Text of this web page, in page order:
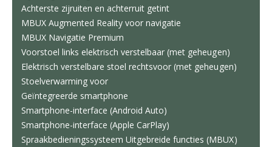
Achterste zijruiten en achterruit getint
MBUX Augmented Reality voor navigatie
MBUX Navigatie Premium
Voorstoel links elektrisch verstelbaar (met geheugen)
Elektrisch verstelbare stoel rechtsvoor (met geheugen)
Stoelverwarming voor
Geïntegreerde smartphone
Smartphone-interface (Android Auto)
Smartphone-interface (Apple CarPlay)
Spraakbedieningssysteem Uitgebreide functies (MBUX)